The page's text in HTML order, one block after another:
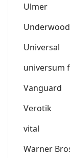
Ulmer
Underwood
Universal
universum
Vanguard
Verotik
vital
Warner